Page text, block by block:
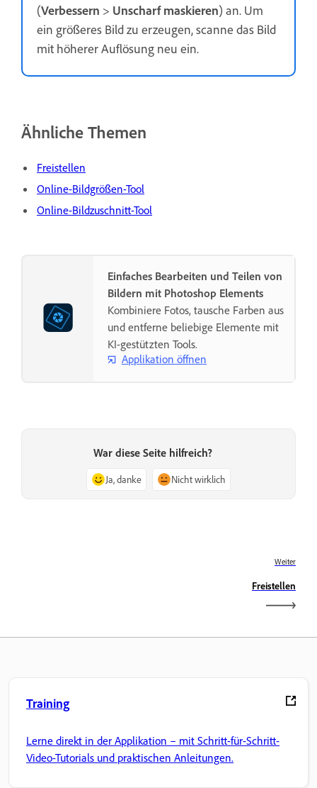
(Verbessern > Unscharf maskieren) an. Um
ein größeres Bild zu erzeugen, scanne das Bild
mit höherer Auflösung neu ein.
Ähnliche Themen
Freistellen
Online-Bildgrößen-Tool
Online-Bildzuschnitt-Tool
Einfaches Bearbeiten und Teilen von
Bildern mit Photoshop Elements
Kombiniere Fotos, tausche Farben aus
und entferne beliebige Elemente mit
KI-gestützten Tools.
Applikation öffnen
War diese Seite hilfreich?
Ja, danke Nicht wirklich
Weiter
Freistellen
Training
Lerne direkt in der Applikation – mit Schritt-für-Schritt-
Video-Tutorials und praktischen Anleitungen.